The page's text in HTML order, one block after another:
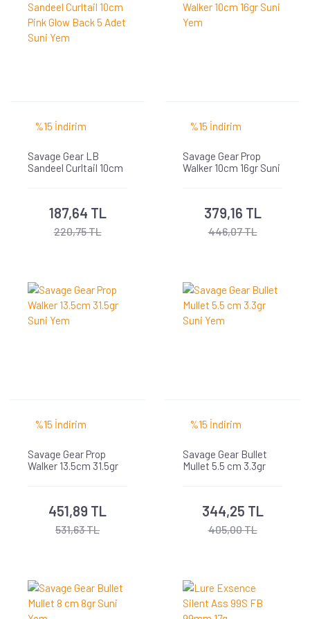
%15 İndirim
Savage Gear LB
Sandeel Curltail 10cm
187,64 TL
220,75 TL
%15 İndirim
Savage Gear Prop
Walker 10cm 16gr Suni
379,16 TL
446,07 TL
%15 İndirim
Savage Gear Prop
Walker 13.5cm 31.5gr
451,89 TL
531,63 TL
%15 İndirim
Savage Gear Bullet
Mullet 5.5 cm 3.3gr
344,25 TL
405,00 TL